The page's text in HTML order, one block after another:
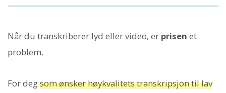
Når du transkriberer lyd eller video, er prisen et
problem.
For degsom ønsker høykvalitets transkripsjon til lav